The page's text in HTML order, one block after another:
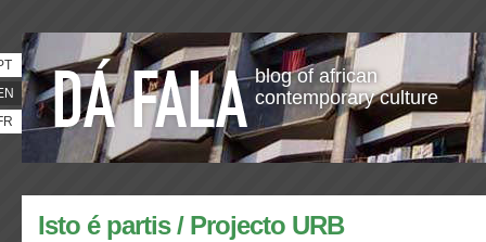
blog of african
contemporary culture
Isto é partis / Projecto URB